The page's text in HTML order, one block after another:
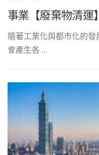
事業【廢棄物清運
隨著工業化與都市化的
會產生各 …